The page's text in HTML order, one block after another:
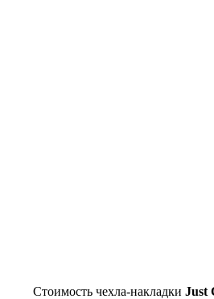
Стоимость чехла-накладки Just